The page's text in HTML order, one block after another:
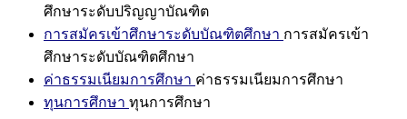
ศึกษาระดับปริญญาบัณฑิต
การสมัครเข้าศึกษาระดับบัณฑิตศึกษา การสมัครเข้า
ศึกษาระดับบัณฑิตศึกษา
ค่าธรรมเนียมการศึกษา ค่าธรรมเนียมการศึกษา
ทุนการศึกษา ทุนการศึกษา